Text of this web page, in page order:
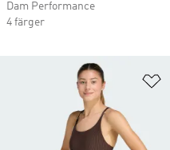
Dam Performance
4 färger